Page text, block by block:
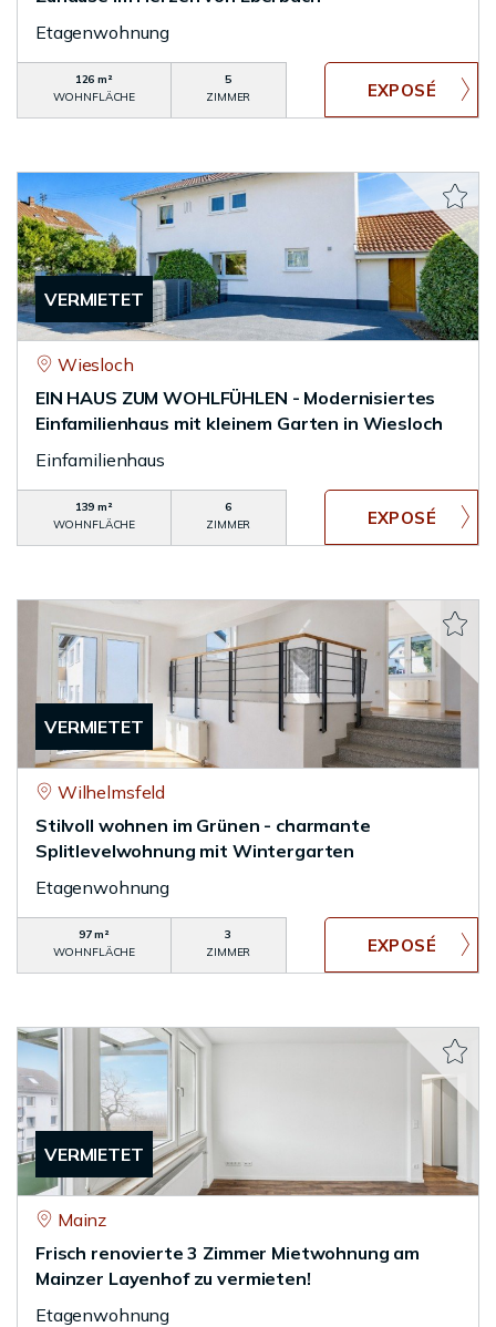
Etagenwohnung
126 m²
WOHNFLÄCHE
5
ZIMMER
VERMIETET
Wiesloch
EIN HAUS ZUM WOHLFÜHLEN - Modernisiertes
Einfamilienhaus mit kleinem Garten in Wiesloch
Einfamilienhaus
139 m²
WOHNFLÄCHE
6
ZIMMER
VERMIETET
Wilhelmsfeld
Stilvoll wohnen im Grünen - charmante
Splitlevelwohnung mit Wintergarten
Etagenwohnung
97 m²
WOHNFLÄCHE
3
ZIMMER
VERMIETET
Mainz
Frisch renovierte 3 Zimmer Mietwohnung am
Mainzer Layenhof zu vermieten!
Etagenwohnung